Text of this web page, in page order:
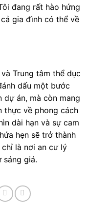
đang rất hào hứng
gia đình có thể về
Trung tâm thể dục
dấu một bước
án, mà còn mang
thực về phong cách
dài hạn và sự cam
hẹn sẽ trở thành
là nơi an cư lý
giá.